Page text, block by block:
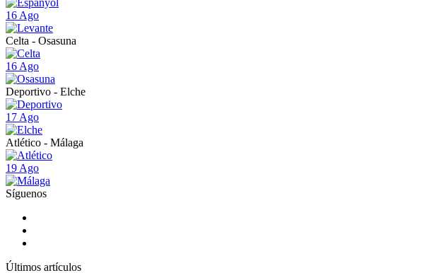
16 Ago
Celta - Osasuna
16 Ago
Deportivo - Elche
17 Ago
Atlético - Málaga
19 Ago
Síguenos
Últimos artículos